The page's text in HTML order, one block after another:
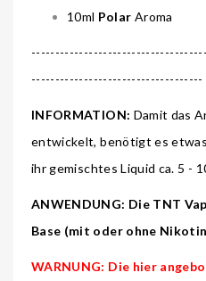
10ml Polar Aroma
------------------------------------
INFORMATION: Damit das
entwickelt, benötigt es
ihr gemischtes Liquid ca. 5 -
ANWENDUNG: Die TNT
Base (mit oder ohne
WARNUNG: Die hier